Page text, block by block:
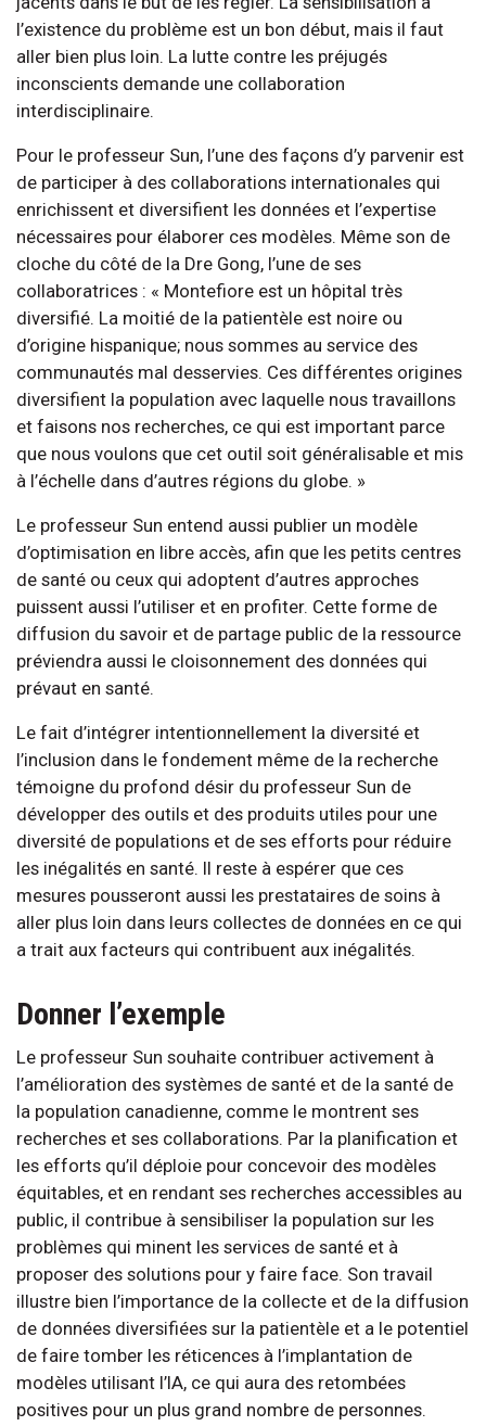
l’existence du problème est un bon début, mais il faut
aller bien plus loin. La lutte contre les préjugés
inconscients demande une collaboration
interdisciplinaire.
Pour le professeur Sun, l’une des façons d’y parvenir est
de participer à des collaborations internationales qui
enrichissent et diversifient les données et l’expertise
nécessaires pour élaborer ces modèles. Même son de
cloche du côté de la Dre Gong, l’une de ses
collaboratrices : « Montefiore est un hôpital très
diversifié. La moitié de la patientèle est noire ou
d’origine hispanique; nous sommes au service des
communautés mal desservies. Ces différentes origines
diversifient la population avec laquelle nous travaillons
et faisons nos recherches, ce qui est important parce
que nous voulons que cet outil soit généralisable et mis
à l’échelle dans d’autres régions du globe. »
Le professeur Sun entend aussi publier un modèle
d’optimisation en libre accès, afin que les petits centres
de santé ou ceux qui adoptent d’autres approches
puissent aussi l’utiliser et en profiter. Cette forme de
diffusion du savoir et de partage public de la ressource
préviendra aussi le cloisonnement des données qui
prévaut en santé.
Le fait d’intégrer intentionnellement la diversité et
l’inclusion dans le fondement même de la recherche
témoigne du profond désir du professeur Sun de
développer des outils et des produits utiles pour une
diversité de populations et de ses efforts pour réduire
les inégalités en santé. Il reste à espérer que ces
mesures pousseront aussi les prestataires de soins à
aller plus loin dans leurs collectes de données en ce qui
a trait aux facteurs qui contribuent aux inégalités.
Donner l’exemple
Le professeur Sun souhaite contribuer activement à
l’amélioration des systèmes de santé et de la santé de
la population canadienne, comme le montrent ses
recherches et ses collaborations. Par la planification et
les efforts qu’il déploie pour concevoir des modèles
équitables, et en rendant ses recherches accessibles au
public, il contribue à sensibiliser la population sur les
problèmes qui minent les services de santé et à
proposer des solutions pour y faire face. Son travail
illustre bien l’importance de la collecte et de la diffusion
de données diversifiées sur la patientèle et a le potentiel
de faire tomber les réticences à l’implantation de
modèles utilisant l’IA, ce qui aura des retombées
positives pour un plus grand nombre de personnes.